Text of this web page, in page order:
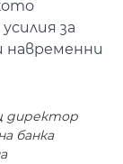
за
навременни
директор
банка